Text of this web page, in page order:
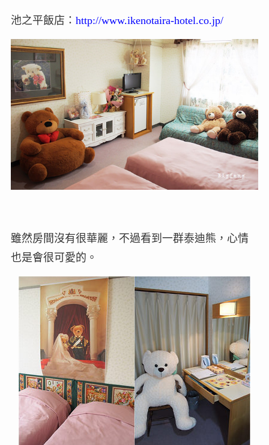
池之平飯店： http://www.ikenotaira-hotel.co.jp/
雖然房間沒有很華麗，不過看到一群泰迪熊，心情
也是會很可愛的。